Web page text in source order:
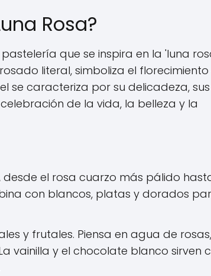
Rosa?
que se inspira en la 'luna
literal, simboliza el
se caracteriza por su delicadeza, sus
de la vida, la belleza y la
el rosa cuarzo más pálido
con blancos, platas y dorados
y frutales. Piensa en agua de
vainilla y el chocolate blanco sirven